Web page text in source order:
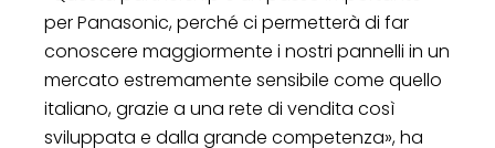
per Panasonic, perché ci permetterà di far
conoscere maggiormente i nostri pannelli in un
mercato estremamente sensibile come quello
italiano, grazie a una rete di vendita così
sviluppata e dalla grande competenza», ha